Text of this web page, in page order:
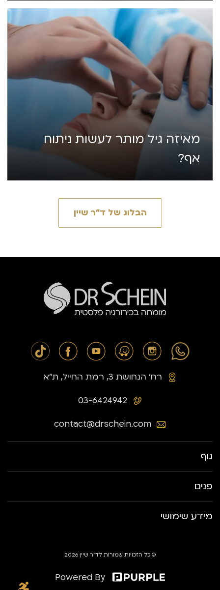
מאיזה גיל מותר לעשות ניתוח
אף?
הבלוג של ד״ר שיין
03-6424942
רח׳ הנחושת 3, רמת החייל, ת״א
contact@drschein.com
גוף
פנים
מידע שימושי
© כל הזכויות שמורות לד״ר שיין 2026
Powered By